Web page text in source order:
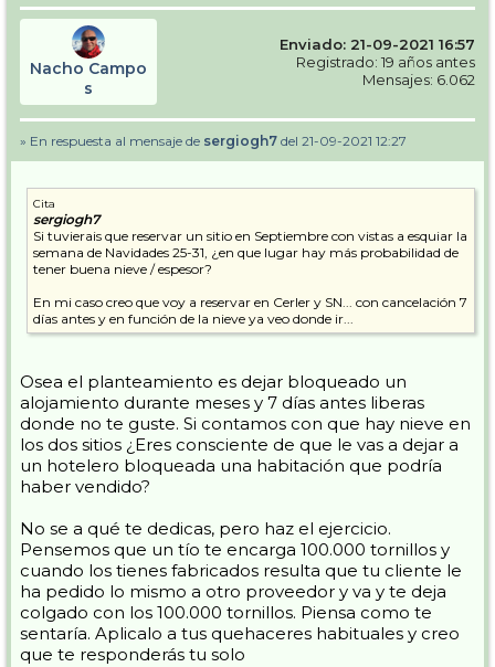
Nacho Campo
s
Enviado: 21-09-2021 16:57
Registrado: 19 años antes
Mensajes: 6.062
» En respuesta al mensaje de sergiogh7 del 21-09-2021 12:27
Cita
sergiogh7
Si tuvierais que reservar un sitio en Septiembre con vistas a esquiar la
semana de Navidades 25-31, ¿en que lugar hay más probabilidad de
tener buena nieve / espesor?
En mi caso creo que voy a reservar en Cerler y SN... con cancelación 7
días antes y en función de la nieve ya veo donde ir...
Osea el planteamiento es dejar bloqueado un
alojamiento durante meses y 7 días antes liberas
donde no te guste. Si contamos con que hay nieve en
los dos sitios ¿Eres consciente de que le vas a dejar a
un hotelero bloqueada una habitación que podría
haber vendido?
No se a qué te dedicas, pero haz el ejercicio.
Pensemos que un tío te encarga 100.000 tornillos y
cuando los tienes fabricados resulta que tu cliente le
ha pedido lo mismo a otro proveedor y va y te deja
colgado con los 100.000 tornillos. Piensa como te
sentaría. Aplicalo a tus quehaceres habituales y creo
que te responderás tu solo